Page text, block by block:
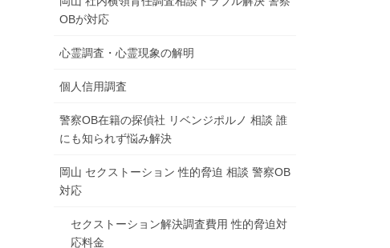
OBが対応
心霊調査・心霊現象の解明
個人信用調査
警察OB在籍の探偵社 リベンジポルノ 相談 誰
にも知られず悩み解決
岡山 セクストーション 性的脅迫 相談 警察OB
対応
セクストーション解決調査費用 性的脅迫対
応料金